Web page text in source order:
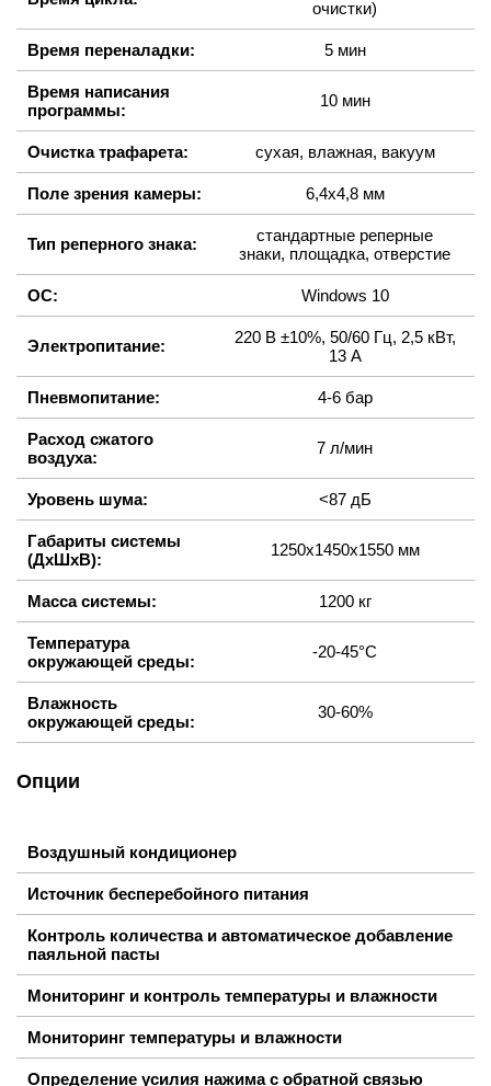
очистки)
Время переналадки: 5 мин
Время написания
программы:
10 мин
Очистка трафарета: сухая, влажная, вакуум
Поле зрения камеры: 6,4х4,8 мм
Тип реперного знака:
стандартные реперные
знаки, площадка, отверстие
ОС: Windows 10
Электропитание:
220 В ±10%, 50/60 Гц, 2,5 кВт,
13 А
Пневмопитание: 4-6 бар
Расход сжатого
воздуха:
7 л/мин
Уровень шума: <87 дБ
Габариты системы
(ДхШхВ):
1250х1450х1550 мм
Масса системы: 1200 кг
Температура
окружающей среды:
-20-45°C
Влажность
окружающей среды:
30-60%
Опции
Воздушный кондиционер
Источник бесперебойного питания
Контроль количества и автоматическое добавление
паяльной пасты
Мониторинг и контроль температуры и влажности
Мониторинг температуры и влажности
Определение усилия нажима с обратной связью